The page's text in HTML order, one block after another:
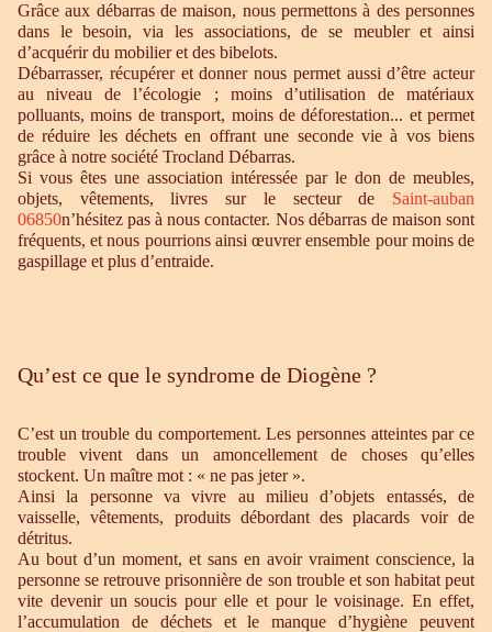
Grâce aux débarras de maison, nous permettons à des personnes
dans le besoin, via les associations, de se meubler et ainsi
d’acquérir du mobilier et des bibelots.
Débarrasser, récupérer et donner nous permet aussi d’être acteur
au niveau de l’écologie ; moins d’utilisation de matériaux
polluants, moins de transport, moins de déforestation... et permet
de réduire les déchets en offrant une seconde vie à vos biens
grâce à notre société Trocland Débarras.
Si vous êtes une association intéressée par le don de meubles,
objets, vêtements, livres sur le secteur de Saint-auban
06850n’hésitez pas à nous contacter. Nos débarras de maison sont
fréquents, et nous pourrions ainsi œuvrer ensemble pour moins de
gaspillage et plus d’entraide.
Qu’est ce que le syndrome de Diogène ?
C’est un trouble du comportement. Les personnes atteintes par ce
trouble vivent dans un amoncellement de choses qu’elles
stockent. Un maître mot : « ne pas jeter ».
Ainsi la personne va vivre au milieu d’objets entassés, de
vaisselle, vêtements, produits débordant des placards voir de
détritus.
Au bout d’un moment, et sans en avoir vraiment conscience, la
personne se retrouve prisonnière de son trouble et son habitat peut
vite devenir un soucis pour elle et pour le voisinage. En effet,
l’accumulation de déchets et le manque d’hygiène peuvent